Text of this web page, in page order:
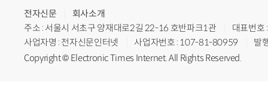
전자신문
회사소개
주소 : 서울시 서초구 양재대로2길 22-16 호반파크1관
대표번
사업자명 : 전자신문인터넷
사업자번호 : 107-81-80959
발
Copyright © Electronic Times Internet. All Rights Reserved.